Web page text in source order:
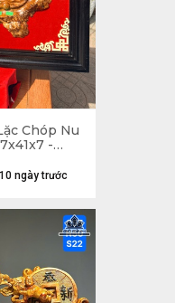
Chóp Nu
-
10 ngày trước